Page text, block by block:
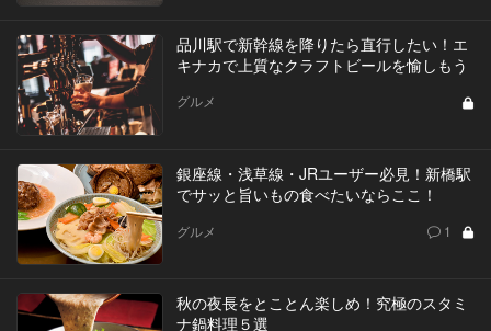
品川駅で新幹線を降りたら直行したい！エ
キナカで上質なクラフトビールを愉しもう
グルメ
銀座線・浅草線・JRユーザー必見！新橋駅
でサッと旨いもの食べたいならここ！
グルメ 1
秋の夜長をとことん楽しめ！究極のスタミ
ナ鍋料理５選